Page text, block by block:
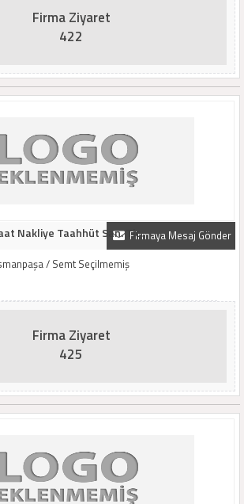
Firma Ziyaret
422
Firmaya Mesaj Gönder
Nakliye Taahhüt San. Tic..
/ Semt Seçilmemiş
Firma Ziyaret
425